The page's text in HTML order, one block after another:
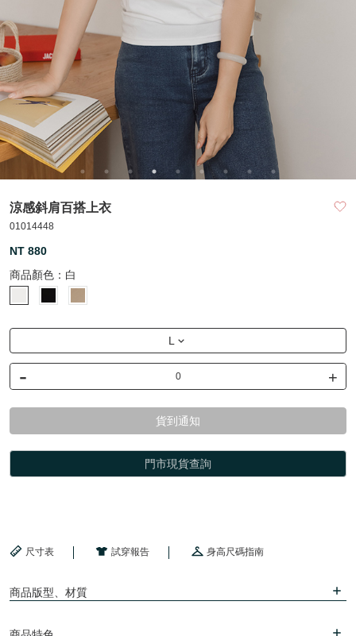
涼感斜肩百搭上衣
01014448
NT 880
商品顏色： 白
L
- +
貨到通知
門市現貨查詢
尺寸表 試穿報告 身高尺碼指南
商品版型、材質